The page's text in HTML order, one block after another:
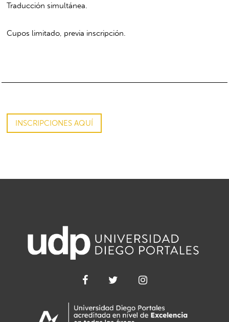
Traducción simultánea.
Cupos limitado, previa inscripción.
INSCRIPCIONES AQUÍ